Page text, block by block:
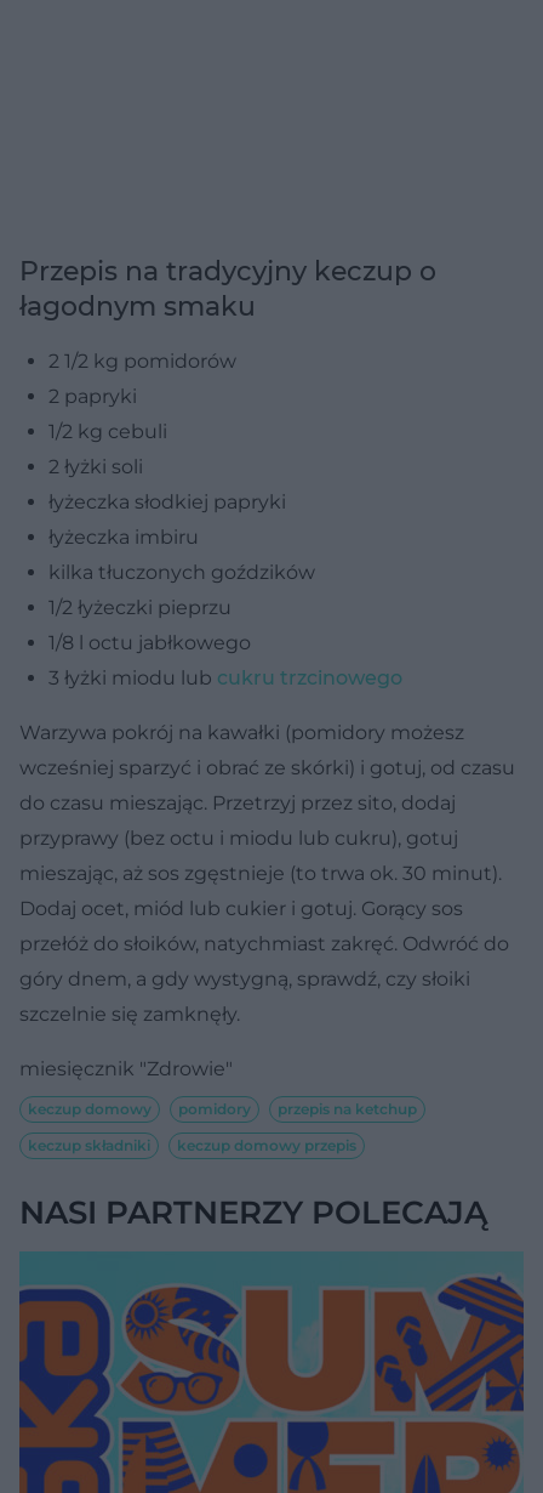
Przepis na tradycyjny keczup o
łagodnym smaku
2 1/2 kg pomidorów
2 papryki
1/2 kg cebuli
2 łyżki soli
łyżeczka słodkiej papryki
łyżeczka imbiru
kilka tłuczonych goździków
1/2 łyżeczki pieprzu
1/8 l octu jabłkowego
3 łyżki miodu lub cukru trzcinowego
Warzywa pokrój na kawałki (pomidory możesz
wcześniej sparzyć i obrać ze skórki) i gotuj, od czasu
do czasu mieszając. Przetrzyj przez sito, dodaj
przyprawy (bez octu i miodu lub cukru), gotuj
mieszając, aż sos zgęstnieje (to trwa ok. 30 minut).
Dodaj ocet, miód lub cukier i gotuj. Gorący sos
przełóż do słoików, natychmiast zakręć. Odwróć do
góry dnem, a gdy wystygną, sprawdź, czy słoiki
szczelnie się zamknęły.
miesięcznik "Zdrowie"
keczup domowy pomidory
przepis na ketchup
keczup składniki
keczup domowy przepis
NASI PARTNERZY POLECAJĄ